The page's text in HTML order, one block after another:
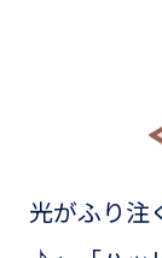
光がふり